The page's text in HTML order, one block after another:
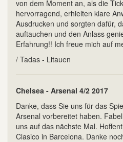
von dem Moment an, als die
hervorragend, erhielten klare
Ausdrucken und sorgten dafür,
auftauchen und den Anlass
Erfahrung!! Ich freue mich auf
/ Tadas - Litauen
Chelsea - Arsenal 4/2 2017
Danke, dass Sie uns für das
Arsenal vorbereitet haben.
uns auf das nächste Mal.
Clasico in Barcelona. Danke